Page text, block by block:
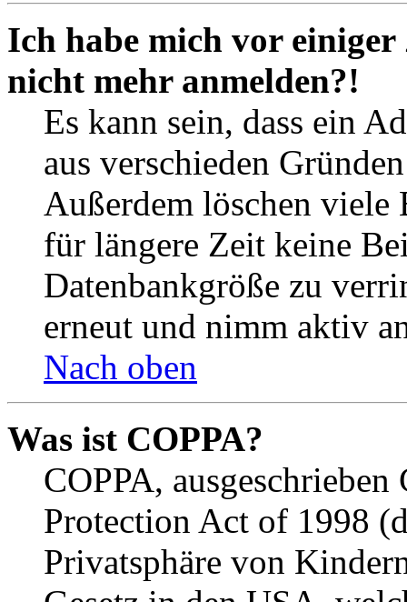
Ich habe mich vor
nicht mehr anmelden?!
Es kann sein, dass ein
aus verschieden
Außerdem löschen viele
für längere Zeit keine
Datenbankgröße zu
erneut und nimm aktiv
Nach oben
Was ist COPPA?
COPPA,
Protection Act of 1998
Privatsphäre von